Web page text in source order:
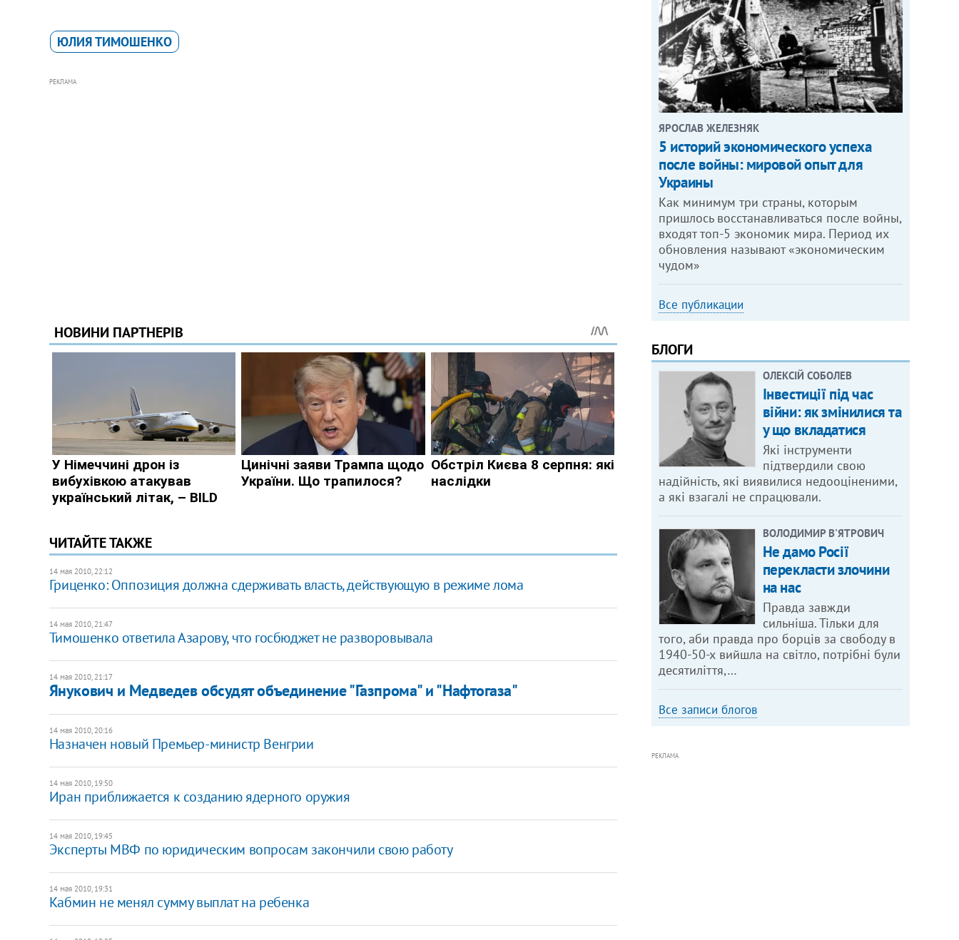
ЮЛИЯ ТИМОШЕНКО
РЕКЛАМА
ЧИТАЙТЕ ТАКЖЕ
14 мая 2010, 22:12
Гриценко: Оппозиция должна сдерживать власть, действующую в режиме лома
14 мая 2010, 21:47
Тимошенко ответила Азарову, что госбюджет не разворовывала
14 мая 2010, 21:17
Янукович и Медведев обсудят объединение "Газпрома" и "Нафтогаза"
14 мая 2010, 20:16
Назначен новый Премьер-министр Венгрии
14 мая 2010, 19:50
Иран приближается к созданию ядерного оружия
14 мая 2010, 19:45
Эксперты МВФ по юридическим вопросам закончили свою работу
14 мая 2010, 19:31
Кабмин не менял сумму выплат на ребенка
ЯРОСЛАВ ЖЕЛЕЗНЯК
5 историй экономического успеха
после войны: мировой опыт для
Украины
Как минимум три страны, которым
пришлось восстанавливаться после войны,
входят топ-5 экономик мира. Период их
обновления называют «экономическим
чудом»
Все публикации
БЛОГИ
ОЛЕКСІЙ СОБОЛЕВ
Інвестиції під час
війни: як змінилися та
у що вкладатися
Які інструменти
підтвердили свою
надійність, які виявилися недооціненими,
а які взагалі не спрацювали.
ВОЛОДИМИР В'ЯТРОВИЧ
Не дамо Росії
перекласти злочини
на нас
Правда завжди
сильніша. Тільки для
того, аби правда про борців за свободу в
1940-50-х вийшла на світло, потрібні були
десятиліття,…
Все записи блогов
РЕКЛАМА